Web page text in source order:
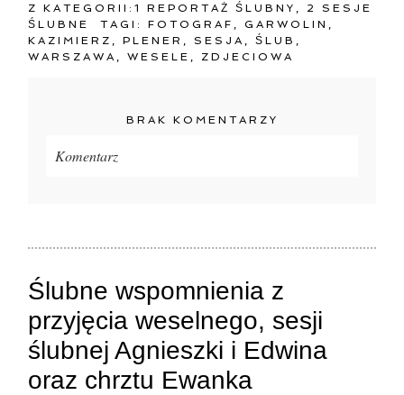
Z KATEGORII:1 REPORTAŻ ŚLUBNY
2 SESJE
ŚLUBNE
TAGI:FOTOGRAF GARWOLIN
KAZIMIERZ
,PLENER SESJA ,ŚLUB
WARSZAWA
,WESELE ZDJECIOWA
BRAK KOMENTARZY
Komentarz
Ślubne wspomnienia z
przyjęcia weselnego, sesji
ślubnej Agnieszki i Edwina
oraz chrztu Ewanka